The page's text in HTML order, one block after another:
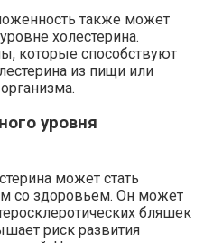
также может
холестерина.
которые способствуют
из пищи или
уровня
может стать
со здоровьем. Он может
бляшек
риск развития